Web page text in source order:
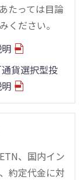
たっては目論
ください。
貨選択型投
、国内イン
約定代金に対